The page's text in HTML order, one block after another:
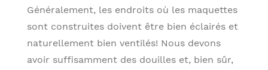
Généralement, les endroits où les maquettes
sont construites doivent être bien éclairés et
naturellement bien ventilés! Nous devons
avoir suffisamment des douilles et, bien sûr,